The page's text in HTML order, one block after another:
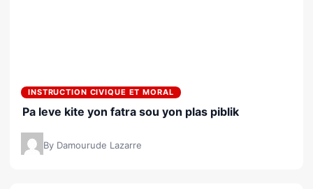
INSTRUCTION CIVIQUE ET MORAL
Pa leve kite yon fatra sou yon plas piblik
By Damourude Lazarre